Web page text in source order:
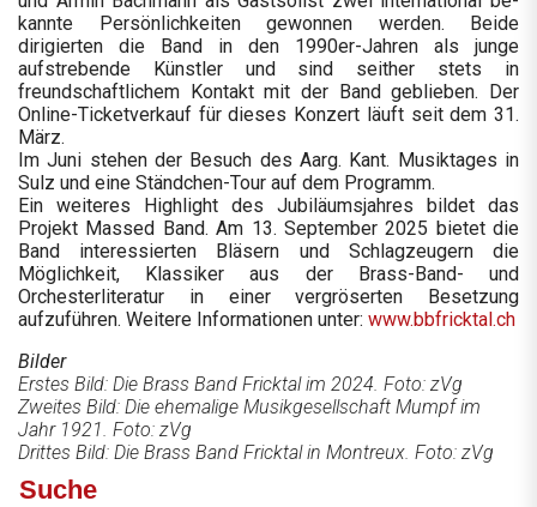
kannte Persönlichkeiten gewonnen werden. Beide
dirigierten die Band in den 1990er-Jahren als junge
aufstrebende Künstler und sind seither stets in
freundschaftlichem Kontakt mit der Band geblieben. Der
Online-Ticketverkauf für dieses Konzert läuft seit dem 31.
März.
Im Juni stehen der Besuch des Aarg. Kant. Musiktages in
Sulz und eine Ständchen-Tour auf dem Programm.
Ein weiteres Highlight des Jubiläumsjahres bildet das
Projekt Massed Band. Am 13. September 2025 bietet die
Band interessierten Bläsern und Schlagzeugern die
Möglichkeit, Klassiker aus der Brass-Band- und
Orchesterliteratur in einer vergröserten Besetzung
aufzuführen. Weitere Informationen unter: www.bbfricktal.ch
Bilder
Erstes Bild: Die Brass Band Fricktal im 2024. Foto: zVg
Zweites Bild: Die ehemalige Musikgesellschaft Mumpf im
Jahr 1921. Foto: zVg
Drittes Bild: Die Brass Band Fricktal in Montreux. Foto: zVg
Suche